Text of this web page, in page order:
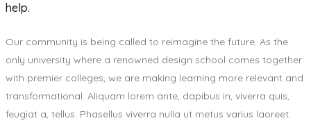
help.
Our community is being called to reimagine the future. As the
only university where a renowned design school comes together
with premier colleges, we are making learning more relevant and
transformational. Aliquam lorem ante, dapibus in, viverra quis,
feugiat a, tellus. Phasellus viverra nulla ut metus varius laoreet.